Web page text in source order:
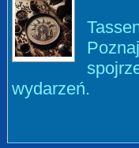
wydarzeń.